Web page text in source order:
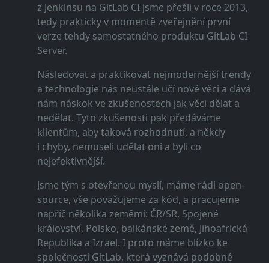
z Jenkinsu na GitLab CI jsme přešli v roce 2013,
tedy prakticky v momentě zveřejnění první
verze tehdy samostatného produktu GitLab CI
Server.
Následovat a praktikovat nejmodernější trendy
a technologie nás neustále učí nové věci a dává
nám náskok ve zkušenostech jak věci dělat a
nedělat. Tyto zkušenosti pak předáváme
klientům, aby taková rozhodnutí, a někdy
i chyby, nemuseli udělat oni a byli co
nejefektivnější.
Jsme tým s otevřenou myslí, máme rádi open-
source, vše považujeme za kód, a pracujeme
napříč několika zeměmi: ČR/SR, Spojené
království, Polsko, balkánské země, Jihoafrická
Republika a Izrael. I proto máme blízko ke
společnosti GitLab, která vyznává podobné